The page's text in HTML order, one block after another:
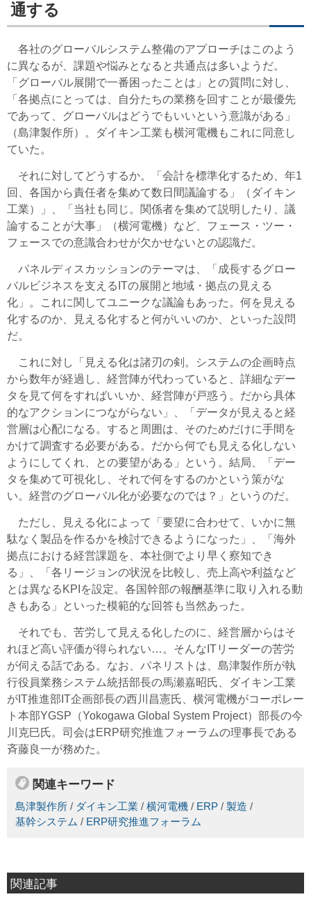
通する
各社のグローバルシステム整備のアプローチはこのよう
に異なるが、課題や悩みとなると共通点は多いようだ。
「グローバル展開で一番困ったことは」との質問に対し、
「各拠点にとっては、自分たちの業務を回すことが最優先
であって、グローバルはどうでもいいという意識がある」
（島津製作所）。ダイキン工業も横河電機もこれに同意し
ていた。
それに対してどうするか。「会計を標準化するため、年1
回、各国から責任者を集めて数日間議論する」（ダイキン
工業）」、「当社も同じ。関係者を集めて説明したり、議
論することが大事」（横河電機）など、フェース・ツー・
フェースでの意識合わせが欠かせないとの認識だ。
パネルディスカッションのテーマは、「成長するグロー
バルビジネスを支えるITの展開と地域・拠点の見える
化」。これに関してユニークな議論もあった。何を見える
化するのか、見える化すると何がいいのか、といった設問
だ。
これに対し「見える化は諸刃の剣。システムの企画時点
から数年が経過し、経営陣が代わっていると、詳細なデー
タを見て何をすればいいか、経営陣が戸惑う。だから具体
的なアクションにつながらない」、「データが見えると経
営層は心配になる。すると周囲は、そのためだけに手間を
かけて調査する必要がある。だから何でも見える化しない
ようにしてくれ、との要望がある」という。結局、「デー
タを集めて可視化し、それで何をするのかという策がな
い。経営のグローバル化が必要なのでは？」というのだ。
ただし、見える化によって「要望に合わせて、いかに無
駄なく製品を作るかを検討できるようになった」、「海外
拠点における経営課題を、本社側でより早く察知でき
る」、「各リージョンの状況を比較し、売上高や利益など
とは異なるKPIを設定。各国幹部の報酬基準に取り入れる動
きもある」といった模範的な回答も当然あった。
それでも、苦労して見える化したのに、経営層からはそ
れほど高い評価が得られない…。そんなITリーダーの苦労
が伺える話である。なお、パネリストは、島津製作所が執
行役員業務システム統括部長の馬瀬嘉昭氏、ダイキン工業
がIT推進部IT企画部長の西川昌憲氏、横河電機がコーポレー
ト本部YGSP（Yokogawa Global System Project）部長の今
川克巳氏。司会はERP研究推進フォーラムの理事長である
斉藤良一が務めた。
関連キーワード
島津製作所 / ダイキン工業 / 横河電機 / ERP / 製造 /
基幹システム / ERP研究推進フォーラム
関連記事